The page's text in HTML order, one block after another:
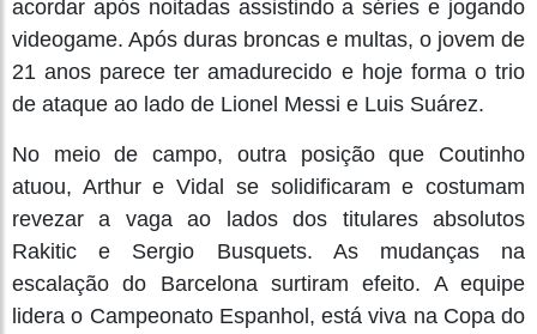
acordar após noitadas assistindo a séries e jogando
videogame. Após duras broncas e multas, o jovem de
21 anos parece ter amadurecido e hoje forma o trio
de ataque ao lado de Lionel Messi e Luis Suárez.
No meio de campo, outra posição que Coutinho
atuou, Arthur e Vidal se solidificaram e costumam
revezar a vaga ao lados dos titulares absolutos
Rakitic e Sergio Busquets. As mudanças na
escalação do Barcelona surtiram efeito. A equipe
lidera o Campeonato Espanhol, está viva na Copa do